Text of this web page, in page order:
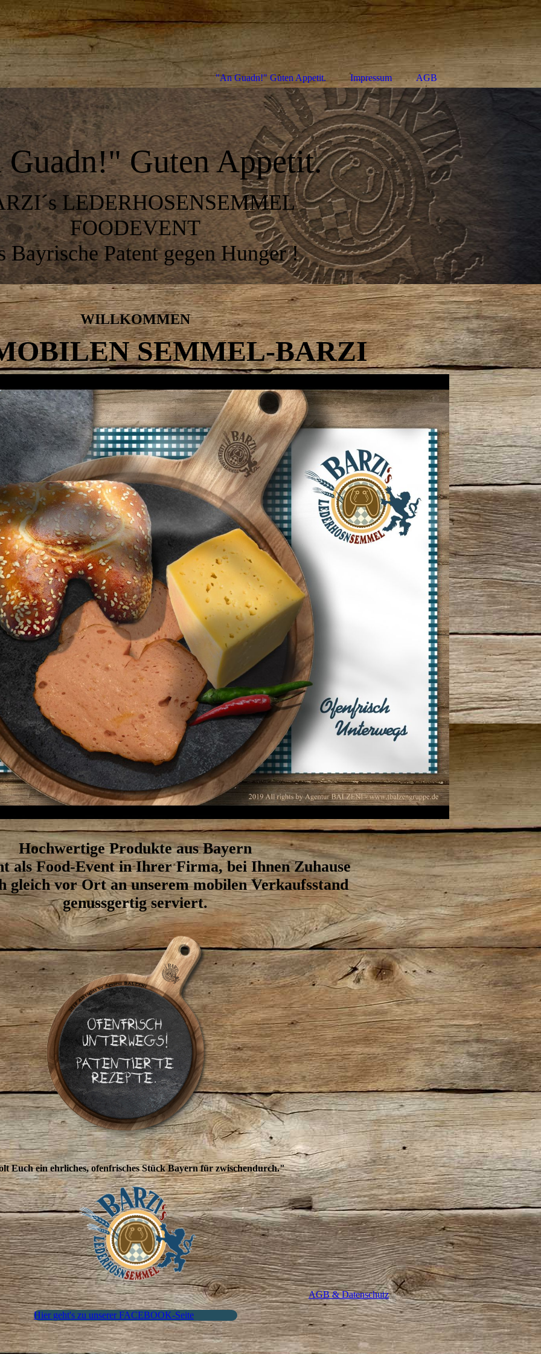
Guten Appetit.
LEDERHOSENSEMMEL
FOODEVENT
Bayrische Patent gegen Hunger !
WILLKOMMEN
SEMMEL-BARZI
Hochwertige Produkte aus Bayern
als Food-Event in Ihrer Firma, bei Ihnen Zuhause
gleich vor Ort an unserem mobilen Verkaufsstand
genussgertig serviert.
Euch ein ehrliches, ofenfrisches Stück Bayern für zwischendurch."
Hier geht's zu unserer FACEBOOK-Seite
AGB & Datenschutz
"An Guadn!" Guten Appetit. Impressum AGB